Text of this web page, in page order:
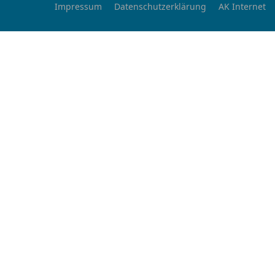
Impressum
Datenschutzerklärung AK Internet